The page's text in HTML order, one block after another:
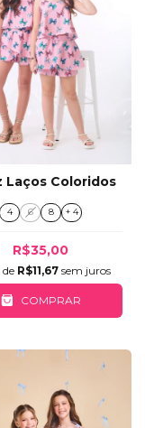
Laços Coloridos
4 6 8 + 4
R$35,00
de R$11,67 sem juros
COMPRAR